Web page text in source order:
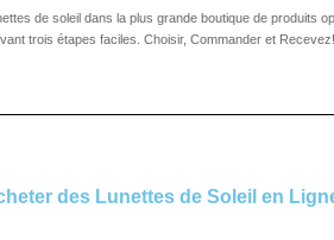
de soleil dans la plus grande boutique de produits
trois étapes faciles. Choisir, Commander et Recevez!
des Lunettes de Soleil en